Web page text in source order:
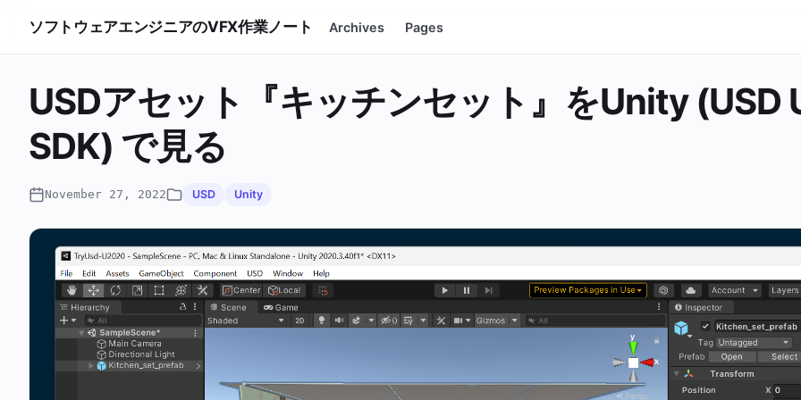
ソフトウェアエンジニアのVFX作業ノート Archives Pages
USDアセット『キッチンセット』をUnity (USD
SDK) で見る
November 27, 2022 USD Unity